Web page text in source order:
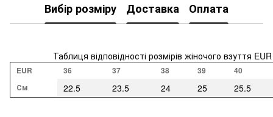
Вибір розміру Доставка Оплата
Таблиця відповідності розмірів жіночого взуття EUR
EUR 36 37 38 39
40
См
22.5 23.5 24 25 25.5